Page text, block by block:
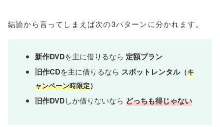
結論から言ってしまえば次の3パターンに分かれます。
新作DVDを主に借りるなら 定額プラン
旧作CDを主に借りるなら スポットレンタル（キ
ャンペーン時限定）
旧作DVDしか借りないなら どっちも得じゃない